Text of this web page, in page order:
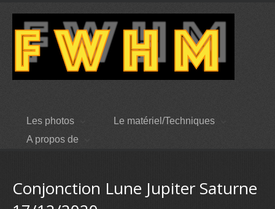
Les photos
Le matériel/Techniques
A propos de
Conjonction Lune Jupiter Saturne